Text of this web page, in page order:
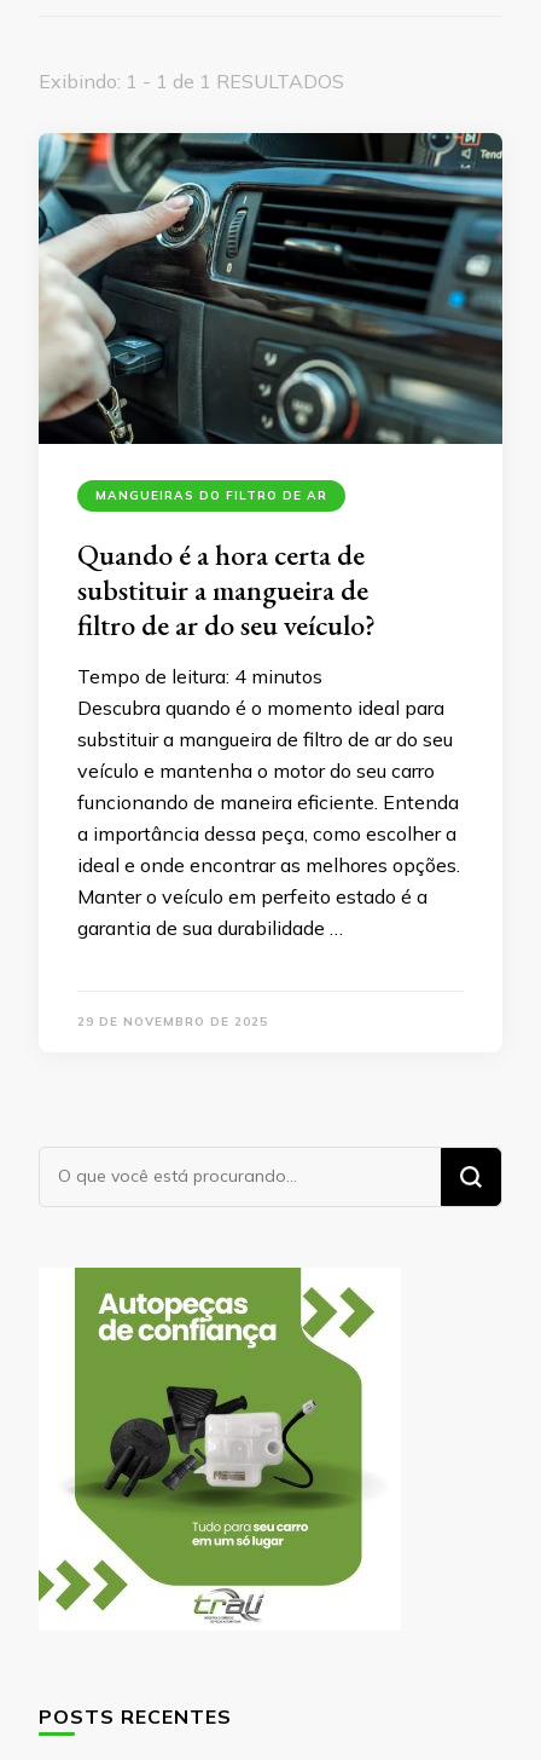
Exibindo: 1 - 1 de 1 RESULTADOS
MANGUEIRAS DO FILTRO DE AR
Quando é a hora certa de
substituir a mangueira de
filtro de ar do seu veículo?
Tempo de leitura: 4 minutos
Descubra quando é o momento ideal para
substituir a mangueira de filtro de ar do seu
veículo e mantenha o motor do seu carro
funcionando de maneira eficiente. Entenda
a importância dessa peça, como escolher a
ideal e onde encontrar as melhores opções.
Manter o veículo em perfeito estado é a
garantia de sua durabilidade …
29 DE NOVEMBRO DE 2025
POSTS RECENTES